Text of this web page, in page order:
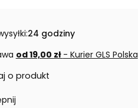
24 godziny
od 19,00 zł - Kurier GLS Polska
o produkt